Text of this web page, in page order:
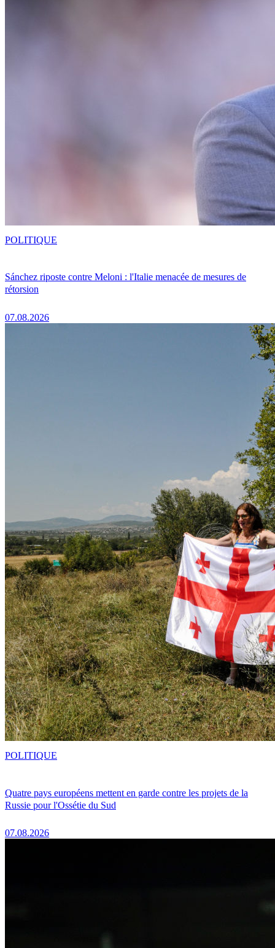
Sánchez riposte contre Meloni : l'Italie menacée de mesures de
rétorsion
07.08.2026
POLITIQUE
Quatre pays européens mettent en garde contre les projets de la
Russie pour l'Ossétie du Sud
07.08.2026
POLITIQUE